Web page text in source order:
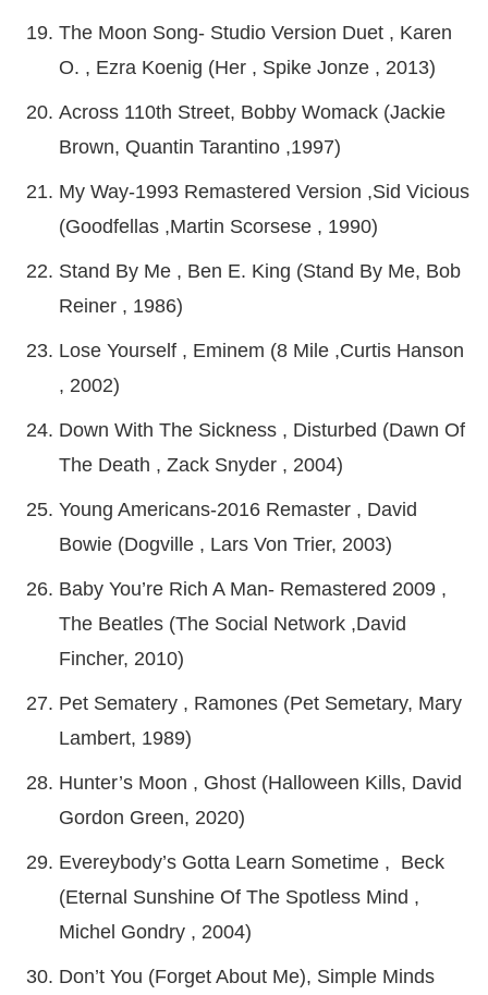
The Moon Song- Studio Version Duet , Karen
O. , Ezra Koenig (Her , Spike Jonze , 2013)
Across 110th Street, Bobby Womack (Jackie
Brown, Quantin Tarantino ,1997)
My Way-1993 Remastered Version ,Sid Vicious
(Goodfellas ,Martin Scorsese , 1990)
Stand By Me , Ben E. King (Stand By Me, Bob
Reiner , 1986)
Lose Yourself , Eminem (8 Mile ,Curtis Hanson
, 2002)
Down With The Sickness , Disturbed (Dawn Of
The Death , Zack Snyder , 2004)
Young Americans-2016 Remaster , David
Bowie (Dogville , Lars Von Trier, 2003)
Baby You’re Rich A Man- Remastered 2009 ,
The Beatles (The Social Network ,David
Fincher, 2010)
Pet Sematery , Ramones (Pet Semetary, Mary
Lambert, 1989)
Hunter’s Moon , Ghost (Halloween Kills, David
Gordon Green, 2020)
Evereybody’s Gotta Learn Sometime , Beck
(Eternal Sunshine Of The Spotless Mind ,
Michel Gondry , 2004)
Don’t You (Forget About Me), Simple Minds